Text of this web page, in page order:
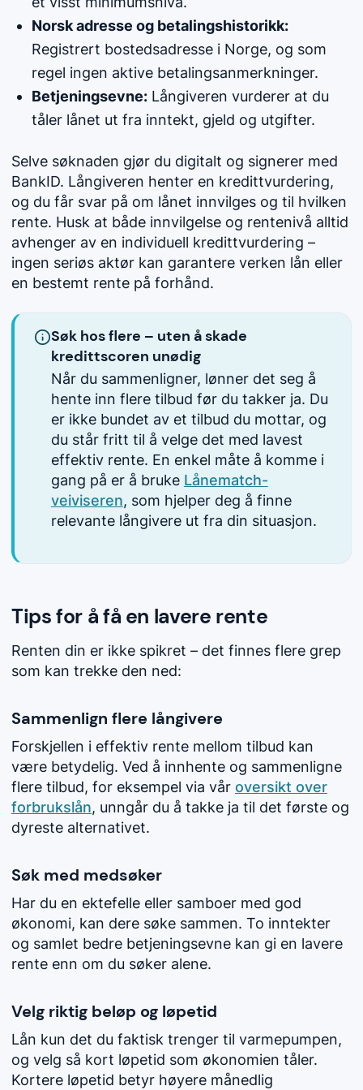
Norsk adresse og betalingshistorikk:
Registrert bostedsadresse i Norge, og som
regel ingen aktive betalingsanmerkninger.
Betjeningsevne: Långiveren vurderer at du
tåler lånet ut fra inntekt, gjeld og utgifter.
Selve søknaden gjør du digitalt og signerer med
BankID. Långiveren henter en kredittvurdering,
og du får svar på om lånet innvilges og til hvilken
rente. Husk at både innvilgelse og rentenivå alltid
avhenger av en individuell kredittvurdering –
ingen seriøs aktør kan garantere verken lån eller
en bestemt rente på forhånd.
Søk hos flere – uten å skade
kredittscoren unødig
Når du sammenligner, lønner det seg å
hente inn flere tilbud før du takker ja. Du
er ikke bundet av et tilbud du mottar, og
du står fritt til å velge det med lavest
effektiv rente. En enkel måte å komme i
gang på er å bruke Lånematch-
veiviseren, som hjelper deg å finne
relevante långivere ut fra din situasjon.
Tips for å få en lavere rente
Renten din er ikke spikret – det finnes flere grep
som kan trekke den ned:
Sammenlign flere långivere
Forskjellen i effektiv rente mellom tilbud kan
være betydelig. Ved å innhente og sammenligne
flere tilbud, for eksempel via vår oversikt over
forbrukslån, unngår du å takke ja til det første og
dyreste alternativet.
Søk med medsøker
Har du en ektefelle eller samboer med god
økonomi, kan dere søke sammen. To inntekter
og samlet bedre betjeningsevne kan gi en lavere
rente enn om du søker alene.
Velg riktig beløp og løpetid
Lån kun det du faktisk trenger til varmepumpen,
og velg så kort løpetid som økonomien tåler.
Kortere løpetid betyr høyere månedlig